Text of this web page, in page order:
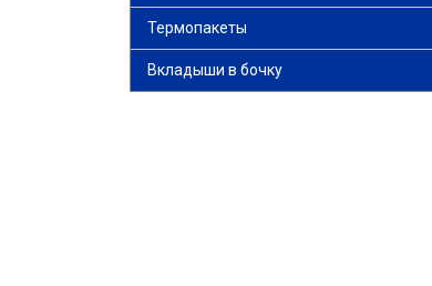
Термопакеты
Вкладыши в бочку